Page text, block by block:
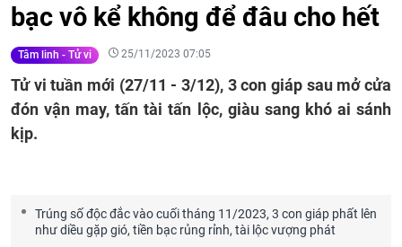
bạc vô kể không để đâu cho hết
Tâm linh - Tử vi 25/11/2023 07:05
Tử vi tuần mới (27/11 - 3/12), 3 con giáp sau mở cửa
đón vận may, tấn tài tấn lộc, giàu sang khó ai sánh
kịp.
Trúng số độc đắc vào cuối tháng 11/2023, 3 con giáp phất lên
như diều gặp gió, tiền bạc rủng rỉnh, tài lộc vượng phát